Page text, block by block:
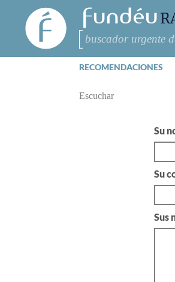
FundéuRAE
- Fundación
del Español
Urgente
Buscar
RECOMENDACIONES
Escuchar
Su
Su
Sus